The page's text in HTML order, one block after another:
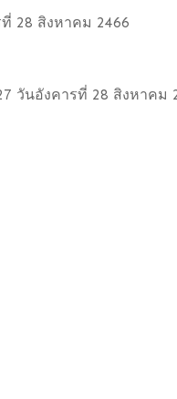
28 สิงหาคม 2466
วันอังคารที่ 28 สิงหาคม